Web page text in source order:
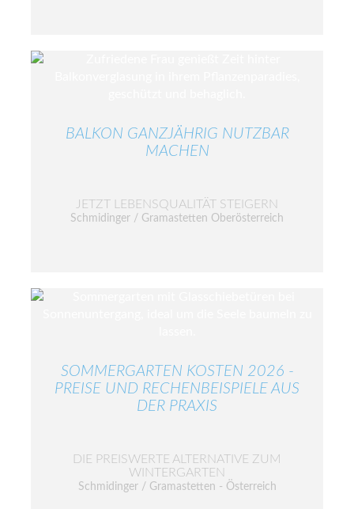
BALKON GANZJÄHRIG NUTZBAR
MACHEN
JETZT LEBENSQUALITÄT STEIGERN
Schmidinger / Gramastetten Oberösterreich
SOMMERGARTEN KOSTEN 2026 -
PREISE UND RECHENBEISPIELE AUS
DER PRAXIS
DIE PREISWERTE ALTERNATIVE ZUM
WINTERGARTEN
Schmidinger / Gramastetten - Österreich